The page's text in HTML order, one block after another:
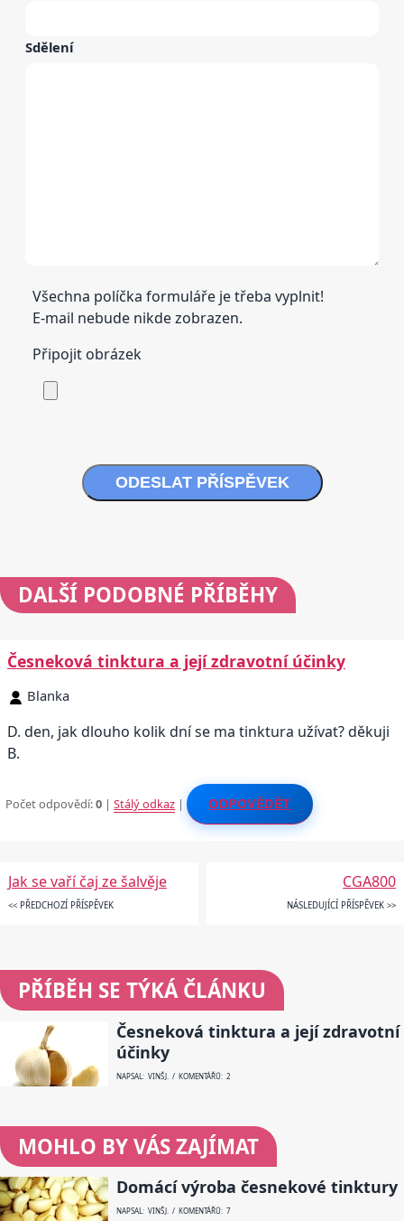
Sdělení
Všechna políčka formuláře je třeba vyplnit!
E-mail nebude nikde zobrazen.
Připojit obrázek
ODESLAT PŘÍSPĚVEK
DALŠÍ PODOBNÉ PŘÍBĚHY
Česneková tinktura a její zdravotní účinky
Blanka
D. den, jak dlouho kolik dní se ma tinktura užívat? děkuji
B.
Počet odpovědí:0 |Stálý odkaz | ODPOVĚDĚT
Jak se vaří čaj ze šalvěje
<< PŘEDCHOZÍ PŘÍSPĚVEK
CGA800
NÁSLEDUJÍCÍ PŘÍSPĚVEK >>
PŘÍBĚH SE TÝKÁ ČLÁNKU
Česneková tinktura a její zdravotní
účinky
NAPSAL: VINŠ J. / KOMENTÁŘŮ: 2
MOHLO BY VÁS ZAJÍMAT
Domácí výroba česnekové tinktury
NAPSAL: VINŠ J. / KOMENTÁŘŮ: 7